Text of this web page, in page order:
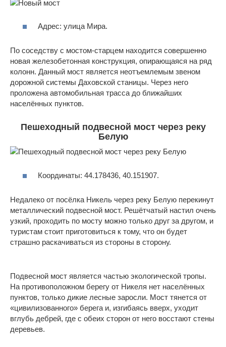
Адрес: улица Мира.
По соседству с мостом-старцем находится совершенно
новая железобетонная конструкция, опирающаяся на ряд
колонн. Данный мост является неотъемлемым звеном
дорожной системы Даховской станицы. Через него
проложена автомобильная трасса до ближайших
населённых пунктов.
Пешеходный подвесной мост через реку
Белую
Координаты: 44.178436, 40.151907.
Недалеко от посёлка Никель через реку Белую перекинут
металлический подвесной мост. Решётчатый настил очень
узкий, проходить по мосту можно только друг за другом, и
туристам стоит приготовиться к тому, что он будет
страшно раскачиваться из стороны в сторону.
Подвесной мост является частью экологической тропы.
На противоположном берегу от Никеля нет населённых
пунктов, только дикие лесные заросли. Мост тянется от
«цивилизованного» берега и, изгибаясь вверх, уходит
вглубь дебрей, где с обеих сторон от него восстают стены
деревьев.